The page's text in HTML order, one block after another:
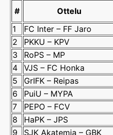
# Ottelu
1
FC Inter – FF Jaro
2
PKKU – KPV
3
RoPS – MP
4
VJS – FC Honka
5
GrIFK – Reipas
6
PuiU – MYPA
7
PEPO – FCV
8
HaPK – JPS
9
SJK Akatemia – GBK